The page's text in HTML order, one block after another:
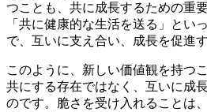
つことも、共に成長するための重
「共に健康的な生活を送る」とい
で、互いに支え合い、成長を促進
このように、新しい価値観を持つ
共にする存在ではなく、互いに成
のです。脆さを受け入れることは